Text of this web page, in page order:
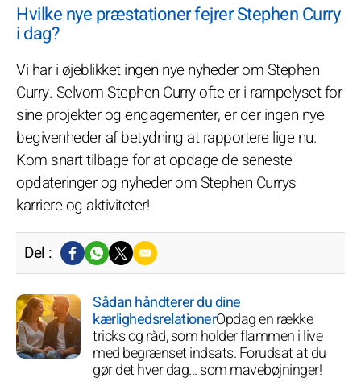
Hvilke nye præstationer fejrer Stephen Curry
i dag?
Vi har i øjeblikket ingen nye nyheder om Stephen
Curry. Selvom Stephen Curry ofte er i rampelyset for
sine projekter og engagementer, er der ingen nye
begivenheder af betydning at rapportere lige nu.
Kom snart tilbage for at opdage de seneste
opdateringer og nyheder om Stephen Currys
karriere og aktiviteter!
Del :
Sådan håndterer du dine
kærlighedsrelationerOpdag en række
tricks og råd, som holder flammen i live
med begrænset indsats. Forudsat at du
gør det hver dag... som mavebøjninger!